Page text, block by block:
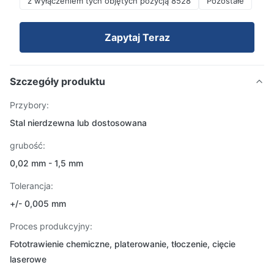
Zapytaj Teraz
Szczegóły produktu
Przybory:
Stal nierdzewna lub dostosowana
grubość:
0,02 mm - 1,5 mm
Tolerancja:
+/- 0,005 mm
Proces produkcyjny:
Fototrawienie chemiczne, platerowanie, tłoczenie, cięcie
laserowe